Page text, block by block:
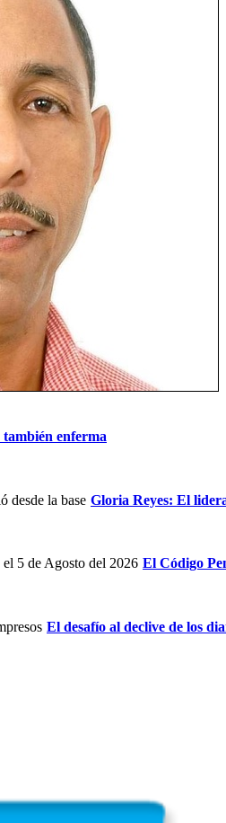
enferma
Gloria Reyes: El
El Código
El desafío al declive de los